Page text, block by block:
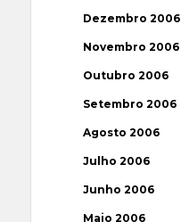
Dezembro 2006
Novembro 2006
Outubro 2006
Setembro 2006
Agosto 2006
Julho 2006
Junho 2006
Maio 2006